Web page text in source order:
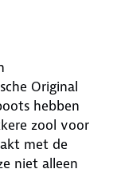
Original
hebben
zool voor
met de
niet alleen